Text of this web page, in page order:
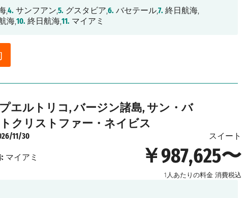
,4. サンフアン,5. グスタビア,6. バセテール,7. 終日航海,
海,10. 終日航海,11. マイアミ
エルトリコ, バージン諸島, サン・バ
クリストファー・ネイビス
スイート
￥987,625〜
1人あたりの料金 消費税込
11/30
マイアミ